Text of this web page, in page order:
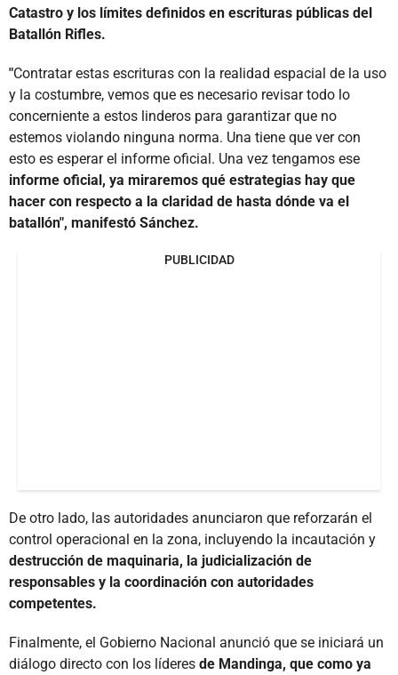
Catastro y los límites definidos en escrituras públicas del
Batallón Rifles.
"Contratar estas escrituras con la realidad espacial de la uso
y la costumbre, vemos que es necesario revisar todo lo
concerniente a estos linderos para garantizar que no
estemos violando ninguna norma. Una tiene que ver con
esto es esperar el informe oficial. Una vez tengamos ese
informe oficial, ya miraremos qué estrategias hay que
hacer con respecto a la claridad de hasta dónde va el
batallón", manifestó Sánchez.
PUBLICIDAD
De otro lado, las autoridades anunciaron que reforzarán el
control operacional en la zona, incluyendo la incautación y
destrucción de maquinaria, la judicialización de
responsables y la coordinación con autoridades
competentes.
Finalmente, el Gobierno Nacional anunció que se iniciará un
diálogo directo con los líderes de Mandinga, que como ya